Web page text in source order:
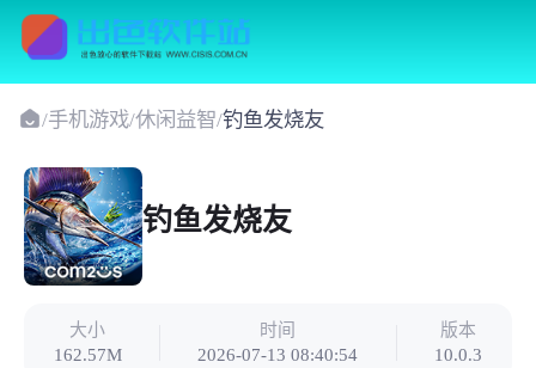
/手机游戏/休闲益智/钓鱼发烧友
钓鱼发烧友
大小
162.57M
时间
2026-07-13 08:40:54
版本
10.0.3